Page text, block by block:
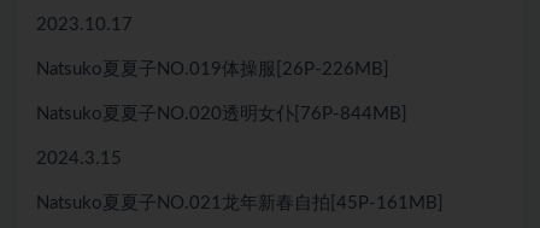
2023.10.17
Natsuko夏夏子NO.019体操服[26P-226MB]
Natsuko夏夏子NO.020透明女仆[76P-844MB]
2024.3.15
Natsuko夏夏子NO.021龙年新春自拍[45P-161MB]